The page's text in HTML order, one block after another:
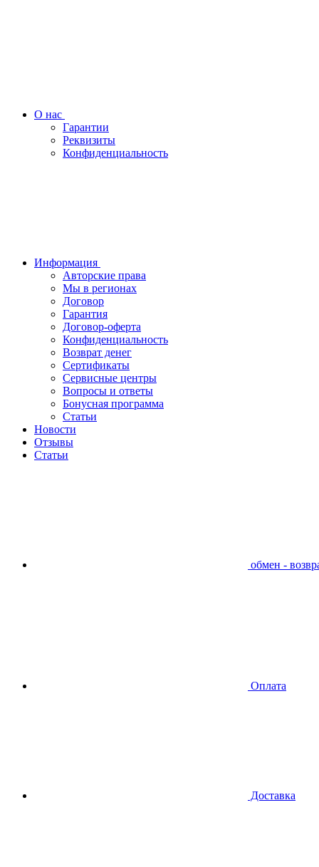
О нас
Гарантии
Реквизиты
Конфиденциальность
Информация
Авторские права
Мы в регионах
Договор
Гарантия
Договор-оферта
Конфиденциальность
Возврат денег
Сертификаты
Сервисные центры
Вопросы и ответы
Бонусная программа
Статьи
Новости
Отзывы
Статьи
обмен -
Оплата
Доставка